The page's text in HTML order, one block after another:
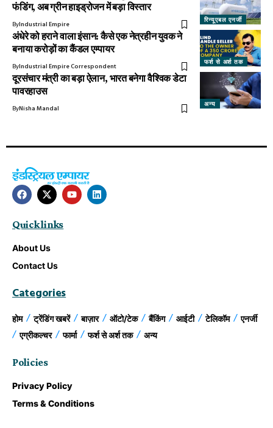
रिन्यूएबल एनर्जी
फंडिंग, अब ग्रीन हाइड्रोजन में बड़ा विस्तार
ByIndustrial Empire
फर्श से अर्श तक
अंधेरे को हराने वाला इंसान: कैसे एक नेत्रहीन युवक ने
बनाया करोड़ों का कैंडल एम्पायर
ByIndustrial Empire Correspondent
अन्य
दूरसंचार मंत्री का बड़ा ऐलान, भारत बनेगा वैश्विक डेटा
पावरहाउस
ByNisha Mandal
Quick links
About Us
Contact Us
Categories
होम ट्रेंडिंग खबरें बाज़ार ऑटो/टेक बैंकिंग आईटी टेलिकॉम
एनर्जी
एग्रीकल्चर
फार्मा फर्श से अर्श तक अन्य
Policies
Privacy Policy
Terms & Conditions